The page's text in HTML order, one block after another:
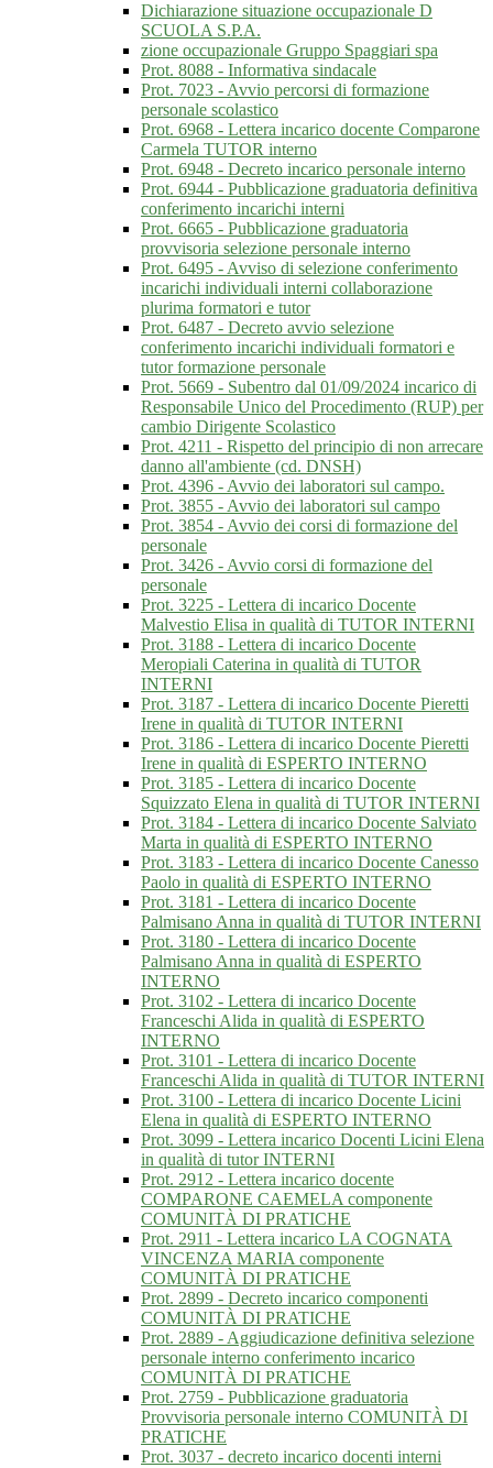
Dichiarazione situazione occupazionale D
SCUOLA S.P.A.
zione occupazionale Gruppo Spaggiari spa
Prot. 8088 - Informativa sindacale
Prot. 7023 - Avvio percorsi di formazione
personale scolastico
Prot. 6968 - Lettera incarico docente Comparone
Carmela TUTOR interno
Prot. 6948 - Decreto incarico personale interno
Prot. 6944 - Pubblicazione graduatoria definitiva
conferimento incarichi interni
Prot. 6665 - Pubblicazione graduatoria
provvisoria selezione personale interno
Prot. 6495 - Avviso di selezione conferimento
incarichi individuali interni collaborazione
plurima formatori e tutor
Prot. 6487 - Decreto avvio selezione
conferimento incarichi individuali formatori e
tutor formazione personale
Prot. 5669 - Subentro dal 01/09/2024 incarico di
Responsabile Unico del Procedimento (RUP) per
cambio Dirigente Scolastico
Prot. 4211 - Rispetto del principio di non arrecare
danno all'ambiente (cd. DNSH)
Prot. 4396 - Avvio dei laboratori sul campo.
Prot. 3855 - Avvio dei laboratori sul campo
Prot. 3854 - Avvio dei corsi di formazione del
personale
Prot. 3426 - Avvio corsi di formazione del
personale
Prot. 3225 - Lettera di incarico Docente
Malvestio Elisa in qualità di TUTOR INTERNI
Prot. 3188 - Lettera di incarico Docente
Meropiali Caterina in qualità di TUTOR
INTERNI
Prot. 3187 - Lettera di incarico Docente Pieretti
Irene in qualità di TUTOR INTERNI
Prot. 3186 - Lettera di incarico Docente Pieretti
Irene in qualità di ESPERTO INTERNO
Prot. 3185 - Lettera di incarico Docente
Squizzato Elena in qualità di TUTOR INTERNI
Prot. 3184 - Lettera di incarico Docente Salviato
Marta in qualità di ESPERTO INTERNO
Prot. 3183 - Lettera di incarico Docente Canesso
Paolo in qualità di ESPERTO INTERNO
Prot. 3181 - Lettera di incarico Docente
Palmisano Anna in qualità di TUTOR INTERNI
Prot. 3180 - Lettera di incarico Docente
Palmisano Anna in qualità di ESPERTO
INTERNO
Prot. 3102 - Lettera di incarico Docente
Franceschi Alida in qualità di ESPERTO
INTERNO
Prot. 3101 - Lettera di incarico Docente
Franceschi Alida in qualità di TUTOR INTERNI
Prot. 3100 - Lettera di incarico Docente Licini
Elena in qualità di ESPERTO INTERNO
Prot. 3099 - Lettera incarico Docenti Licini Elena
in qualità di tutor INTERNI
Prot. 2912 - Lettera incarico docente
COMPARONE CAEMELA componente
COMUNITÀ DI PRATICHE
Prot. 2911 - Lettera incarico LA COGNATA
VINCENZA MARIA componente
COMUNITÀ DI PRATICHE
Prot. 2899 - Decreto incarico componenti
COMUNITÀ DI PRATICHE
Prot. 2889 - Aggiudicazione definitiva selezione
personale interno conferimento incarico
COMUNITÀ DI PRATICHE
Prot. 2759 - Pubblicazione graduatoria
Provvisoria personale interno COMUNITÀ DI
PRATICHE
Prot. 3037 - decreto incarico docenti interni